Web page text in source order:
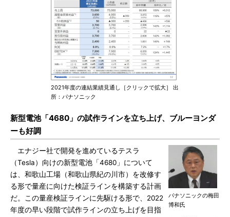
2021年度の連結業績見通し［クリックで拡大］ 出
所：パナソニック
新型電池「4680」の試作ラインを立ち上げ、ブルーヨンダ
ーも好調
パナソニックの梅田
博和氏
エナジー社で開発を進めているテスラ
（Tesla）向けの新型電池「4680」について
は、和歌山工場（和歌山県紀の川市）を改修す
る形で量産に向けた検証ラインを構築する計画
だ。この量産検証ラインに先駆ける形で、2022
年度の早い段階で試作ラインの立ち上げを目指